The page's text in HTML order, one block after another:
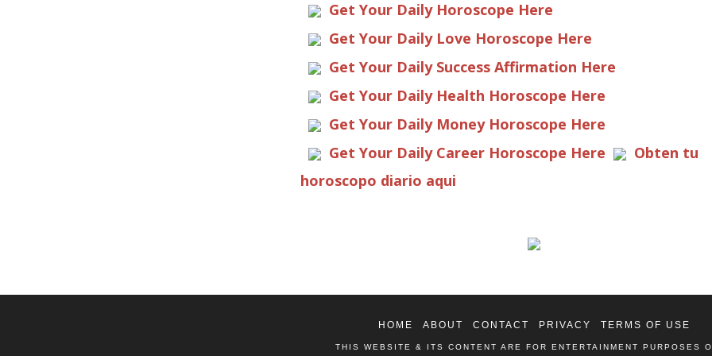
Get Your Daily Horoscope Here
Get Your Daily Love Horoscope Here
Get Your Daily Success Affirmation Here
Get Your Daily Health Horoscope Here
Get Your Daily Money Horoscope Here
Get Your Daily Career Horoscope Here
Obten tu
horoscopo diario aqui
HOME ABOUT CONTACT PRIVACY TERMS OF USE
THIS WEBSITE & ITS CONTENT ARE FOR ENTERTAINMENT PURPOSES